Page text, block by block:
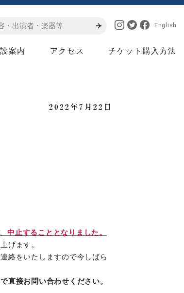
案内 アクセス チケット購入方法
English
2022年7月22日
中止することとなりました。
げます。
絡をいたしますので今しばら
直接お問い合わせください。